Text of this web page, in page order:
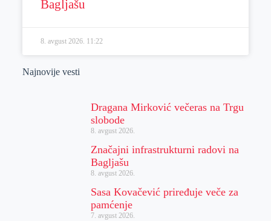
Bagljašu
8. avgust 2026. 11:22
Najnovije vesti
Dragana Mirković večeras na Trgu
slobode
8. avgust 2026.
Značajni infrastrukturni radovi na
Bagljašu
8. avgust 2026.
Sasa Kovačević priređuje veče za
pamćenje
7. avgust 2026.